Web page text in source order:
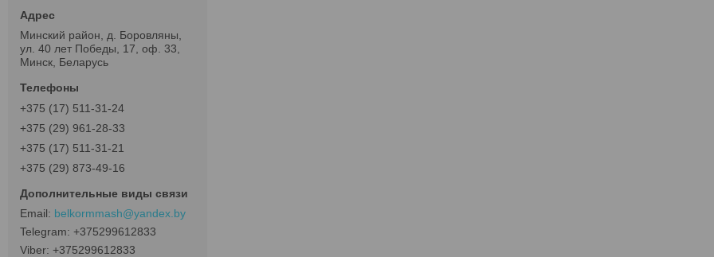
Минский район, д. Боровляны,
ул. 40 лет Победы, 17, оф. 33,
Минск, Беларусь
+375 (17) 511-31-24
+375 (29) 961-28-33
+375 (17) 511-31-21
+375 (29) 873-49-16
belkormmash@yandex.by
+375299612833
+375299612833